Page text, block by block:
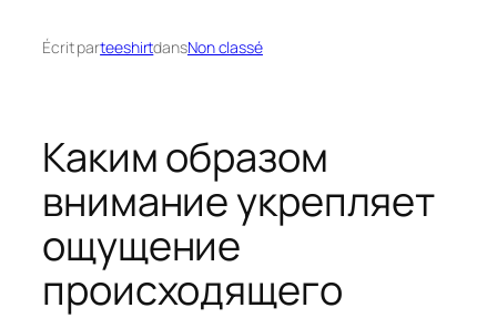
Écrit parteeshirtdansNon classé
Каким образом
внимание укрепляет
ощущение
происходящего